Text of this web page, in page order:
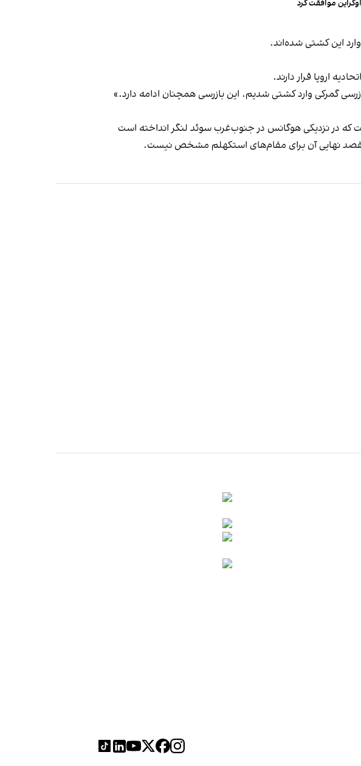
اروپا قرار دارند.
گمرکی وارد کشتی شدیم. این بازرسی همچنان ادامه دارد.»
نهایی آن برای مقام‌های استکهلم مشخص نیست.